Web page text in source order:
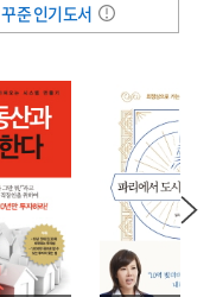
꾸준 인기도서